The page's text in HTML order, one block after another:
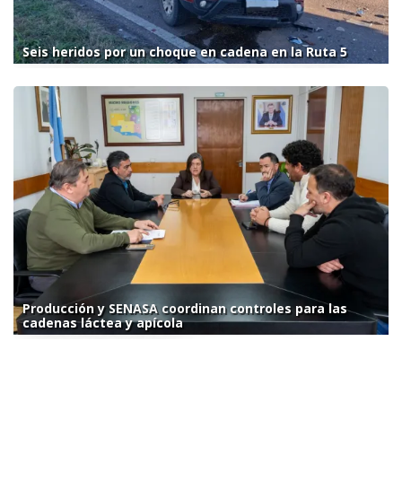
Seis heridos por un choque en cadena en la Ruta 5
Producción y SENASA coordinan controles para las
cadenas láctea y apícola